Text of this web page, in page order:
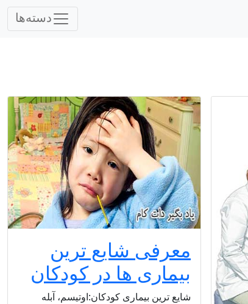
دسته‌ها
معرفی شایع ترین
بیماری ها در کودکان
شایع ترین بیماری کودکان:اوتیسم، آبله